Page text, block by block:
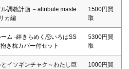
調教計画 ～attribute maste
カ編
1500円買
取
ム -絆きらめく恋いろはSS
き枕カバー付セット
5300円買
取
イソギンチャク～わたし巨
1000円買